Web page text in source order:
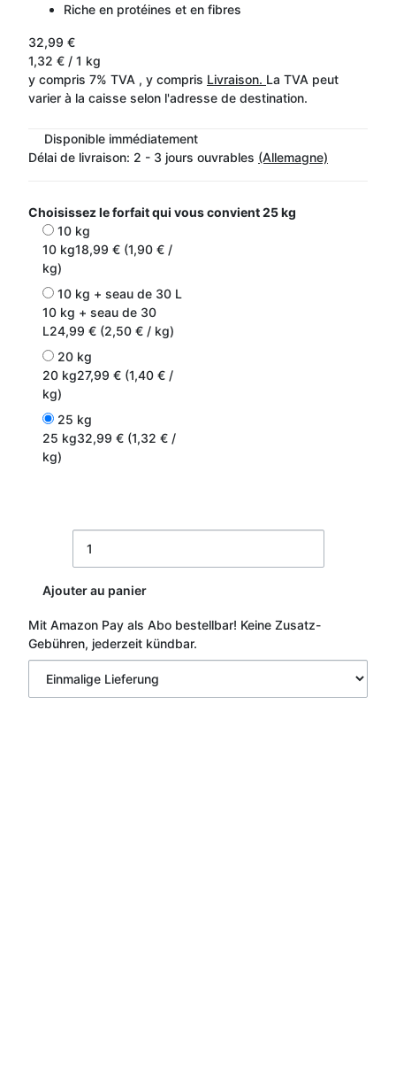
Riche en protéines et en fibres
32,99 €
1,32 € / 1 kg
y compris 7% TVA , y compris Livraison. La TVA peut
varier à la caisse selon l'adresse de destination.
Disponible immédiatement
Délai de livraison: 2 - 3 jours ouvrables (Allemagne)
Choisissez le forfait qui vous convient25 kg
10 kg
10 kg18,99 € (1,90 € /
kg)
10 kg + seau de 30 L
10 kg + seau de 30
L24,99 € (2,50 € / kg)
20 kg
20 kg27,99 € (1,40 € /
kg)
25 kg
25 kg32,99 € (1,32 € /
kg)
Ajouter au panier
Mit Amazon Pay als Abo bestellbar! Keine Zusatz-
Gebühren, jederzeit kündbar.